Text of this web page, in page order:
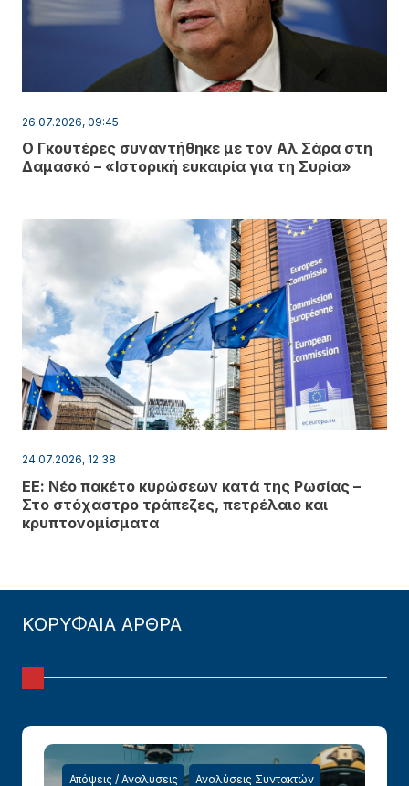
26.07.2026, 09:45
Ο Γκουτέρες συναντήθηκε με τον Αλ Σάρα στη
Δαμασκό – «Ιστορική ευκαιρία για τη Συρία»
24.07.2026, 12:38
ΕΕ: Νέο πακέτο κυρώσεων κατά της Ρωσίας –
Στο στόχαστρο τράπεζες, πετρέλαιο και
κρυπτονομίσματα
ΚΟΡΥΦΑΙΑ ΑΡΘΡΑ
Απόψεις / Αναλύσεις Αναλύσεις Συντακτών